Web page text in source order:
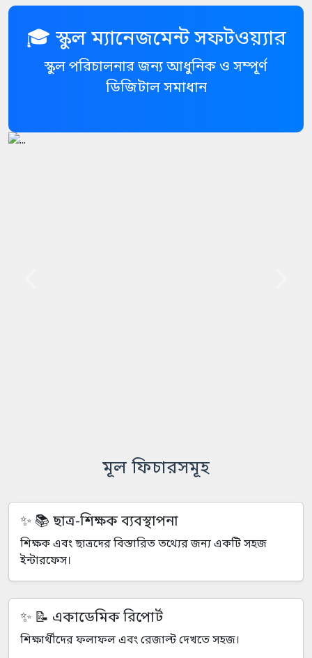
🎓 স্কুল ম্যানেজমেন্ট সফটওয়্যার
স্কুল পরিচালনার জন্য আধুনিক ও সম্পূর্ণ
ডিজিটাল সমাধান
মূল ফিচারসমূহ
📚 ছাত্র-শিক্ষক ব্যবস্থাপনা
শিক্ষক এবং ছাত্রদের বিস্তারিত তথ্যের জন্য একটি সহজ
ইন্টারফেস।
📝 একাডেমিক রিপোর্ট
শিক্ষার্থীদের ফলাফল এবং রেজাল্ট দেখতে সহজ।